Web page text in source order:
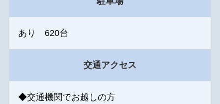
あり 620台
交通アクセス
◆交通機関でお越しの方